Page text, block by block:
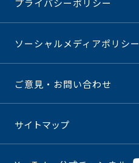
プライバシーポリシー
ソーシャルメディアポリシー
ご意見・お問い合わせ
サイトマップ